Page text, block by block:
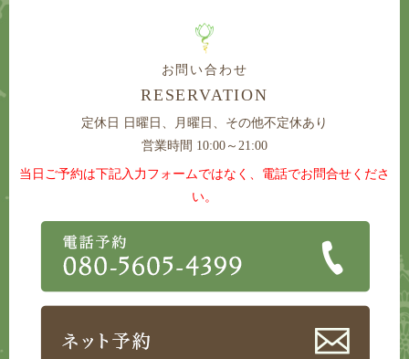
お問い合わせ
RESERVATION
定休日
日曜日、月曜日、その他不定休あり
営業時間 10:00～21:00
当日ご予約は下記入力フォームではなく、電話でお問合せくださ
い。